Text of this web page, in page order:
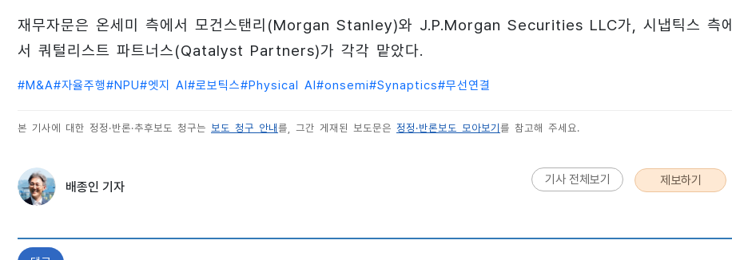
재무자문은 온세미 측에서 모건스탠리(Morgan Stanley)와 J.P.Morgan Securities LLC가, 시냅틱스 측에
서 쿼털리스트 파트너스(Qatalyst Partners)가 각각 맡았다.
#M&A#자율주행#NPU#엣지 AI#로보틱스#Physical AI#onsemi#Synaptics#무선연결
본 기사에 대한 정정·반론·추후보도 청구는 보도 청구 안내 를, 그간 게재된 보도문은 정정·반론보도 모아보기 를 참고해 주세요.
배종인 기자 기사 전체보기 제보하기